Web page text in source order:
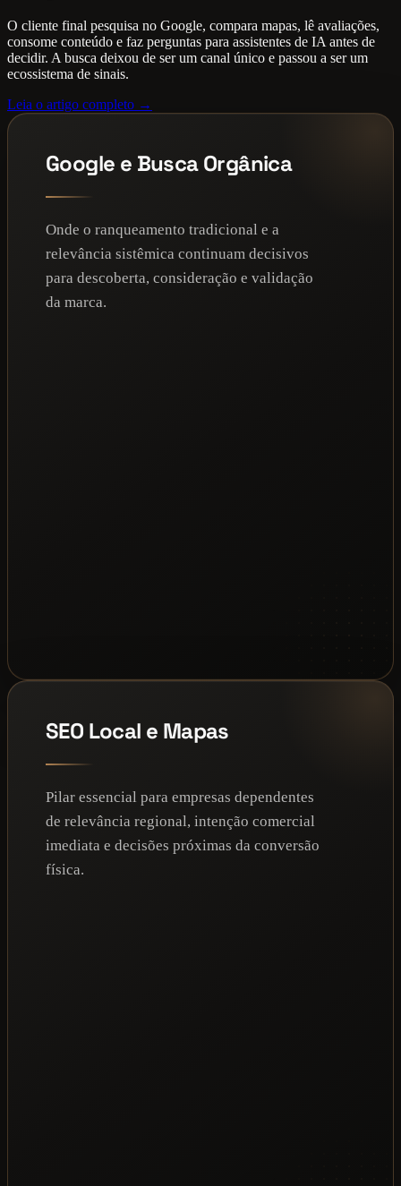
O cliente final pesquisa no Google, compara mapas, lê avaliações,
consome conteúdo e faz perguntas para assistentes de IA antes de
decidir. A busca deixou de ser um canal único e passou a ser um
ecossistema de sinais.
Leia o artigo completo →
Google e Busca Orgânica
Onde o ranqueamento tradicional e a
relevância sistêmica continuam decisivos
para descoberta, consideração e validação
da marca.
SEO Local e Mapas
Pilar essencial para empresas dependentes
de relevância regional, intenção comercial
imediata e decisões próximas da conversão
física.